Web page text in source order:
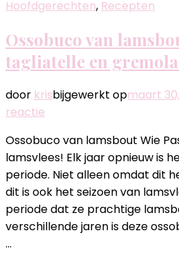
Hoofdgerechten, Recepten
Ossobuco van
tagliatelle en
door krisbijgewerkt opmaart
reactie
van
lamsbout
met
tagliatelle
en
gremolata
Ossobuco van lamsbout Wie
lamsvlees! Elk jaar opnieuw is
periode. Niet alleen omdat dit
dit is ook het seizoen van
periode dat ze prachtige
verschillende jaren is deze
…